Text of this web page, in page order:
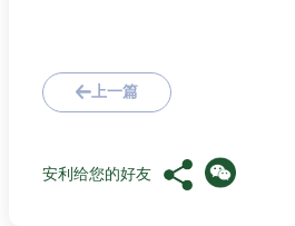
上一篇
安利给您的好友